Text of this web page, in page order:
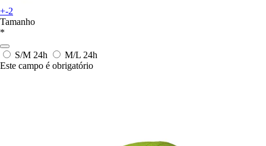
+-2
Tamanho
*
S/M 24h M/L 24h
Este campo é obrigatório